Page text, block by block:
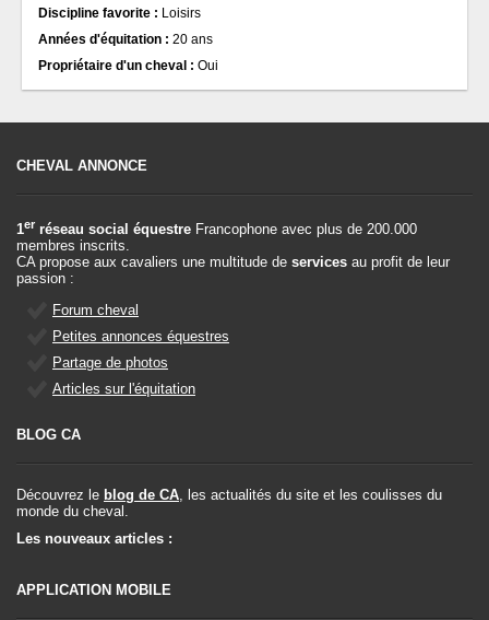
Discipline favorite : Loisirs
Années d'équitation : 20 ans
Propriétaire d'un cheval : Oui
CHEVAL ANNONCE
1er réseau social équestre Francophone avec plus de 200.000
membres inscrits.
CA propose aux cavaliers une multitude de services au profit de leur
passion :
Forum cheval
Petites annonces équestres
Partage de photos
Articles sur l'équitation
BLOG CA
Découvrez le blog de CA, les actualités du site et les coulisses du
monde du cheval.
Les nouveaux articles :
APPLICATION MOBILE